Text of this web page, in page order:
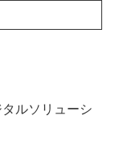
ルソリューシ